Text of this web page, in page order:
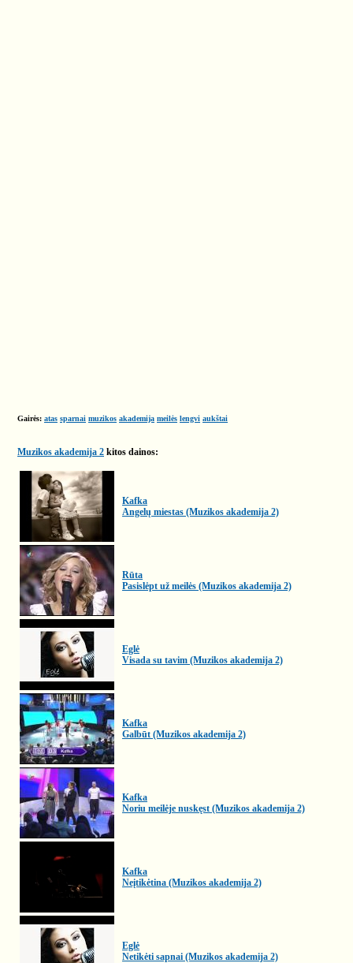
Gairės: atas sparnai muzikos akademija meilės lengvi aukštai
Muzikos akademija 2 kitos dainos:
Kafka
Angelų miestas (Muzikos akademija 2)
Rūta
Pasislėpt už meilės (Muzikos akademija 2)
Eglė
Visada su tavim (Muzikos akademija 2)
Kafka
Galbūt (Muzikos akademija 2)
Kafka
Noriu meilėje nuskęst (Muzikos akademija 2)
Kafka
Neįtikėtina (Muzikos akademija 2)
Eglė
Netikėti sapnai (Muzikos akademija 2)